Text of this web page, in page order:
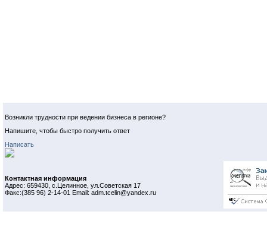
Возникли трудности при ведении бизнеса в регионе?
Напишите, чтобы быстро получить ответ
Написать
Контактная информация
Адрес: 659430, с.Целинное, ул.Советская 17
Факс:(385 96) 2-14-01 Email: adm.tcelin@yandex.ru